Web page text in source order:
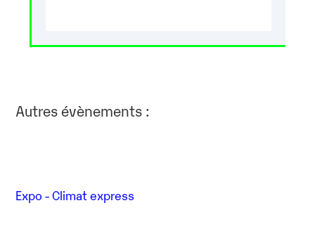
Autres évènements :
Expo - Climat express